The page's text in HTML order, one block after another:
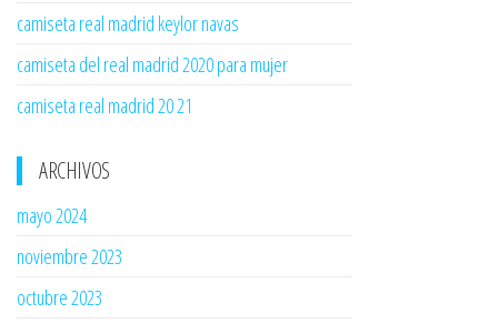
camiseta real madrid keylor navas
camiseta del real madrid 2020 para mujer
camiseta real madrid 20 21
ARCHIVOS
mayo 2024
noviembre 2023
octubre 2023